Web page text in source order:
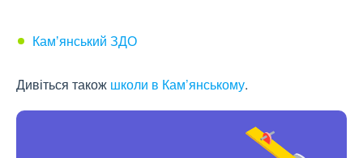
Камʼянський ЗДО
Дивіться також школи в Кам’янському.